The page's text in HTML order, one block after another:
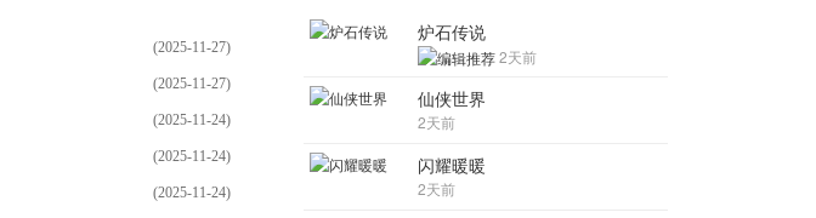
(2025-11-27)
(2025-11-27)
(2025-11-24)
(2025-11-24)
(2025-11-24)
炉石传说
2天前
仙侠世界
2天前
闪耀暖暖
2天前